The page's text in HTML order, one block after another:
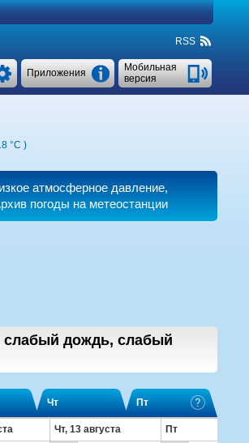
RSS
Мобильная
версия
Приложения
°C )
атмосферное давление,
погоды на метеостанции
cлабый дождь, слабый
Чт Пт
Чт, 13 августа
Пт